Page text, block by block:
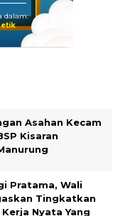
dalam:
Asahan Kecam
Kisaran
Pratama, Wali
Tingkatkan
Nyata Yang